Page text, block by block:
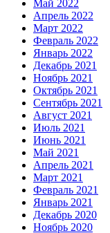
Май 2022
Апрель 2022
Март 2022
Февраль 2022
Январь 2022
Декабрь 2021
Ноябрь 2021
Октябрь 2021
Сентябрь 2021
Август 2021
Июль 2021
Июнь 2021
Май 2021
Апрель 2021
Март 2021
Февраль 2021
Январь 2021
Декабрь 2020
Ноябрь 2020